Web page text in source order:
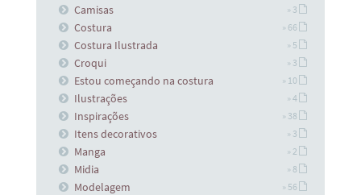
Camisas » 3
Costura » 66
Costura Ilustrada » 5
Croqui » 3
Estou começando na costura » 10
Ilustrações » 4
Inspirações » 38
Itens decorativos » 3
Manga » 2
Midia » 8
Modelagem » 56